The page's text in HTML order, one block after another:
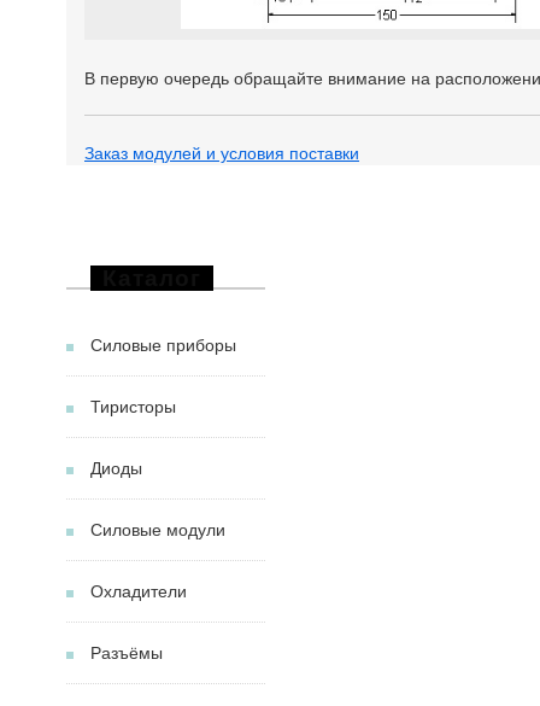
В первую очередь обращайте внимание на
Заказ модулей и условия поставки
Силовые приборы
Тиристоры
Диоды
Силовые модули
Охладители
Разъёмы